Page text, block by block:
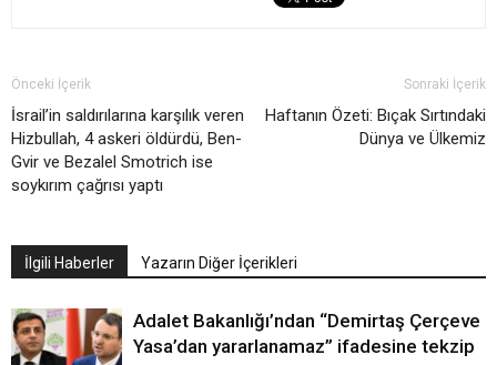
Önceki İçerik
İsrail’in saldırılarına karşılık veren
Hizbullah, 4 askeri öldürdü, Ben-
Gvir ve Bezalel Smotrich ise
soykırım çağrısı yaptı
Sonraki İçerik
Haftanın Özeti: Bıçak Sırtındaki
Dünya ve Ülkemiz
İlgili Haberler Yazarın Diğer İçerikleri
Adalet Bakanlığı’ndan “Demirtaş Çerçeve
Yasa’dan yararlanamaz” ifadesine tekzip